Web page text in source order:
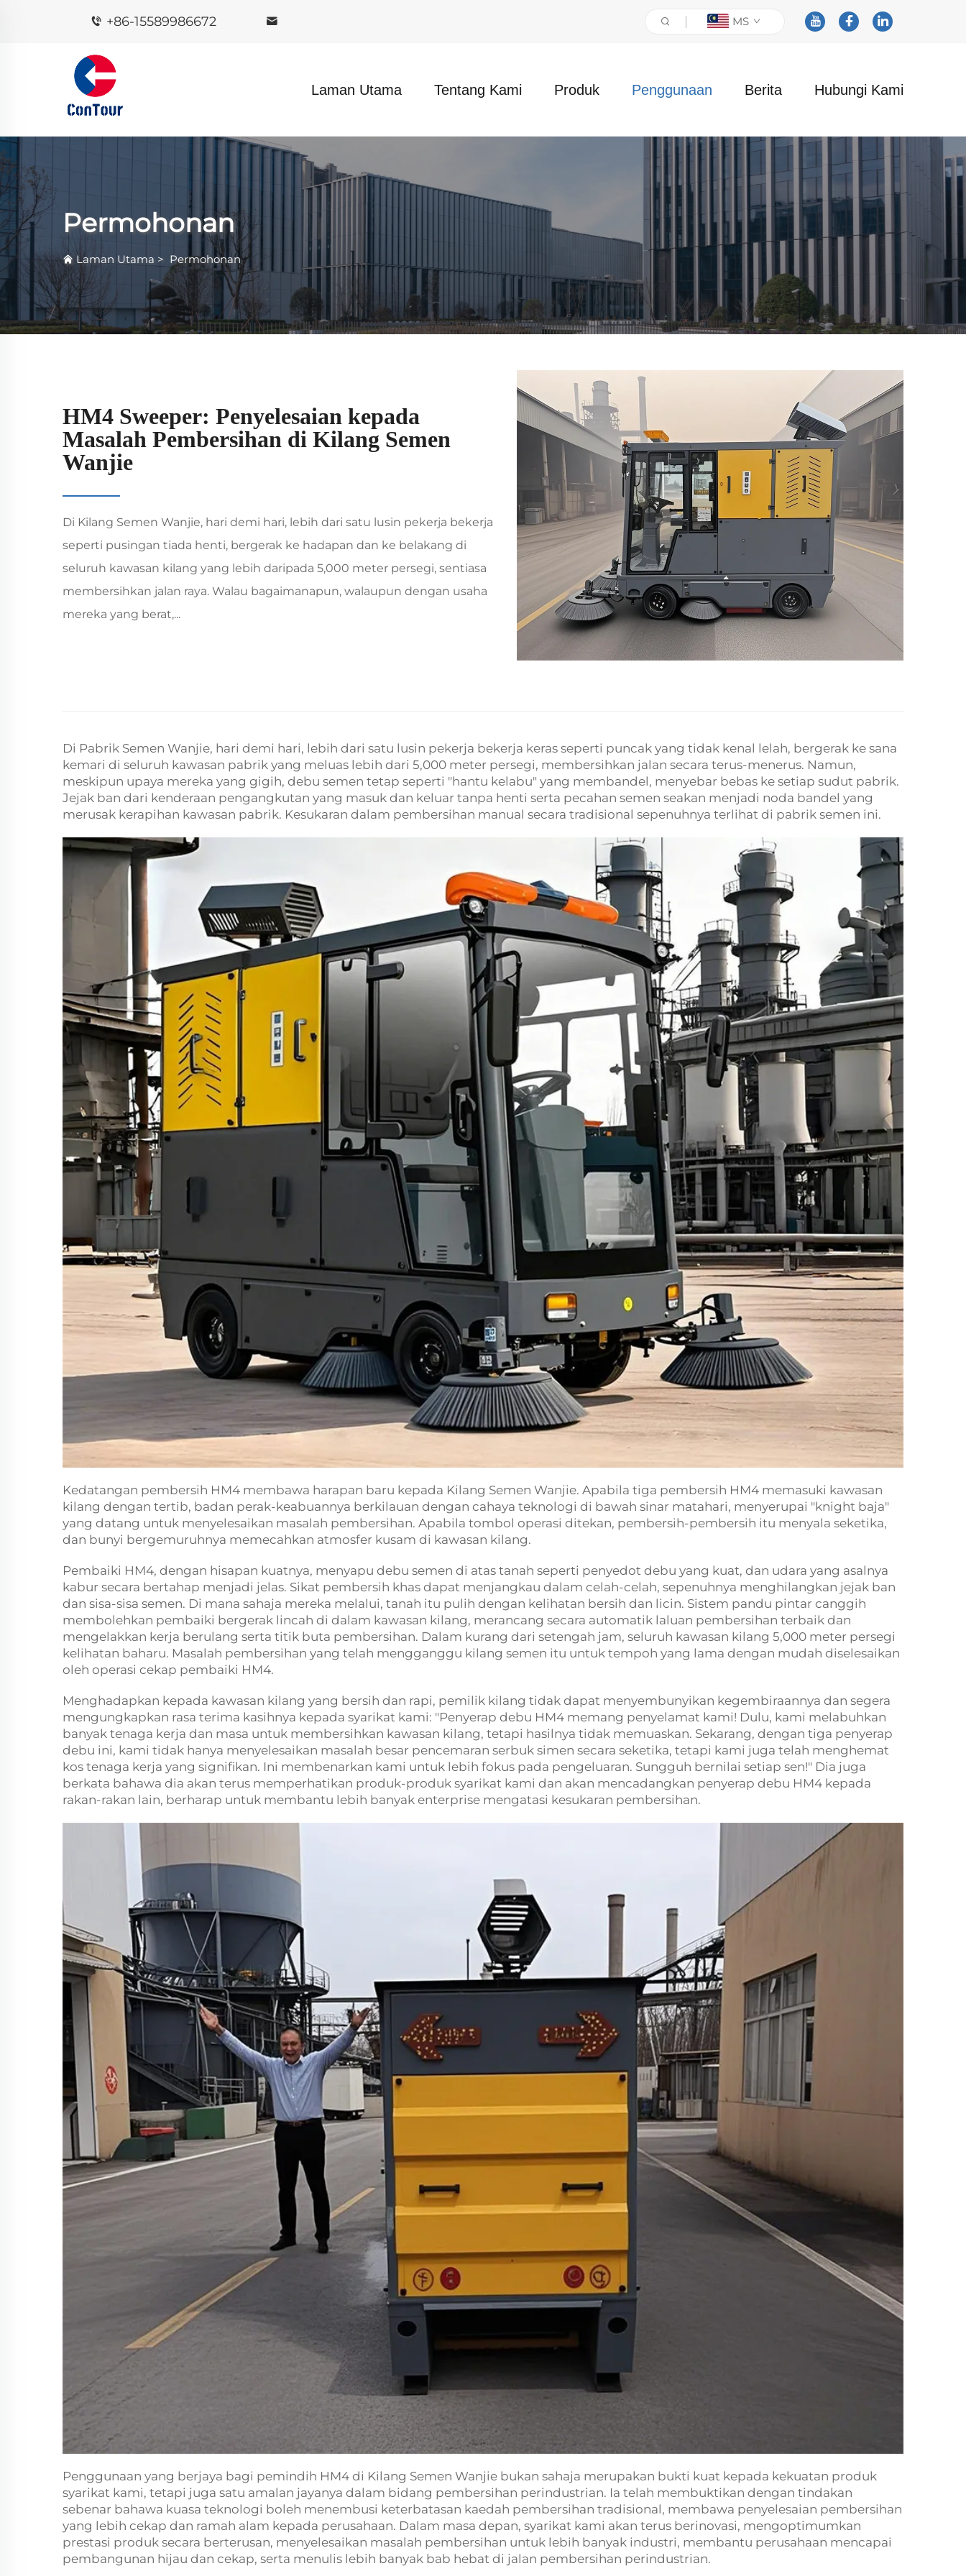
+86-15589986672 MS
Laman Utama Tentang Kami Produk Penggunaan Berita Hubungi Kami
Permohonan
Laman Utama > Permohonan
HM4 Sweeper: Penyelesaian kepada
Masalah Pembersihan di Kilang Semen
Wanjie
Di Kilang Semen Wanjie, hari demi hari, lebih dari satu lusin pekerja bekerja
seperti pusingan tiada henti, bergerak ke hadapan dan ke belakang di
seluruh kawasan kilang yang lebih daripada 5,000 meter persegi, sentiasa
membersihkan jalan raya. Walau bagaimanapun, walaupun dengan usaha
mereka yang berat,...
Di Pabrik Semen Wanjie, hari demi hari, lebih dari satu lusin pekerja bekerja keras seperti puncak yang tidak kenal lelah, bergerak ke sana
kemari di seluruh kawasan pabrik yang meluas lebih dari 5,000 meter persegi, membersihkan jalan secara terus-menerus. Namun,
meskipun upaya mereka yang gigih, debu semen tetap seperti "hantu kelabu" yang membandel, menyebar bebas ke setiap sudut pabrik.
Jejak ban dari kenderaan pengangkutan yang masuk dan keluar tanpa henti serta pecahan semen seakan menjadi noda bandel yang
merusak kerapihan kawasan pabrik. Kesukaran dalam pembersihan manual secara tradisional sepenuhnya terlihat di pabrik semen ini.
Kedatangan pembersih HM4 membawa harapan baru kepada Kilang Semen Wanjie. Apabila tiga pembersih HM4 memasuki kawasan
kilang dengan tertib, badan perak-keabuannya berkilauan dengan cahaya teknologi di bawah sinar matahari, menyerupai "knight baja"
yang datang untuk menyelesaikan masalah pembersihan. Apabila tombol operasi ditekan, pembersih-pembersih itu menyala seketika,
dan bunyi bergemuruhnya memecahkan atmosfer kusam di kawasan kilang.
Pembaiki HM4, dengan hisapan kuatnya, menyapu debu semen di atas tanah seperti penyedot debu yang kuat, dan udara yang asalnya
kabur secara bertahap menjadi jelas. Sikat pembersih khas dapat menjangkau dalam celah-celah, sepenuhnya menghilangkan jejak ban
dan sisa-sisa semen. Di mana sahaja mereka melalui, tanah itu pulih dengan kelihatan bersih dan licin. Sistem pandu pintar canggih
membolehkan pembaiki bergerak lincah di dalam kawasan kilang, merancang secara automatik laluan pembersihan terbaik dan
mengelakkan kerja berulang serta titik buta pembersihan. Dalam kurang dari setengah jam, seluruh kawasan kilang 5,000 meter persegi
kelihatan baharu. Masalah pembersihan yang telah mengganggu kilang semen itu untuk tempoh yang lama dengan mudah diselesaikan
oleh operasi cekap pembaiki HM4.
Menghadapkan kepada kawasan kilang yang bersih dan rapi, pemilik kilang tidak dapat menyembunyikan kegembiraannya dan segera
mengungkapkan rasa terima kasihnya kepada syarikat kami: "Penyerap debu HM4 memang penyelamat kami! Dulu, kami melabuhkan
banyak tenaga kerja dan masa untuk membersihkan kawasan kilang, tetapi hasilnya tidak memuaskan. Sekarang, dengan tiga penyerap
debu ini, kami tidak hanya menyelesaikan masalah besar pencemaran serbuk simen secara seketika, tetapi kami juga telah menghemat
kos tenaga kerja yang signifikan. Ini membenarkan kami untuk lebih fokus pada pengeluaran. Sungguh bernilai setiap sen!" Dia juga
berkata bahawa dia akan terus memperhatikan produk-produk syarikat kami dan akan mencadangkan penyerap debu HM4 kepada
rakan-rakan lain, berharap untuk membantu lebih banyak enterprise mengatasi kesukaran pembersihan.
Penggunaan yang berjaya bagi pemindih HM4 di Kilang Semen Wanjie bukan sahaja merupakan bukti kuat kepada kekuatan produk
syarikat kami, tetapi juga satu amalan jayanya dalam bidang pembersihan perindustrian. Ia telah membuktikan dengan tindakan
sebenar bahawa kuasa teknologi boleh menembusi keterbatasan kaedah pembersihan tradisional, membawa penyelesaian pembersihan
yang lebih cekap dan ramah alam kepada perusahaan. Dalam masa depan, syarikat kami akan terus berinovasi, mengoptimumkan
prestasi produk secara berterusan, menyelesaikan masalah pembersihan untuk lebih banyak industri, membantu perusahaan mencapai
pembangunan hijau dan cekap, serta menulis lebih banyak bab hebat di jalan pembersihan perindustrian.